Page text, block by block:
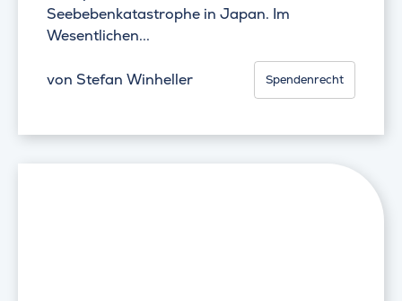
Seebebenkatastrophe in Japan. Im
Wesentlichen...
von Stefan Winheller Spendenrecht